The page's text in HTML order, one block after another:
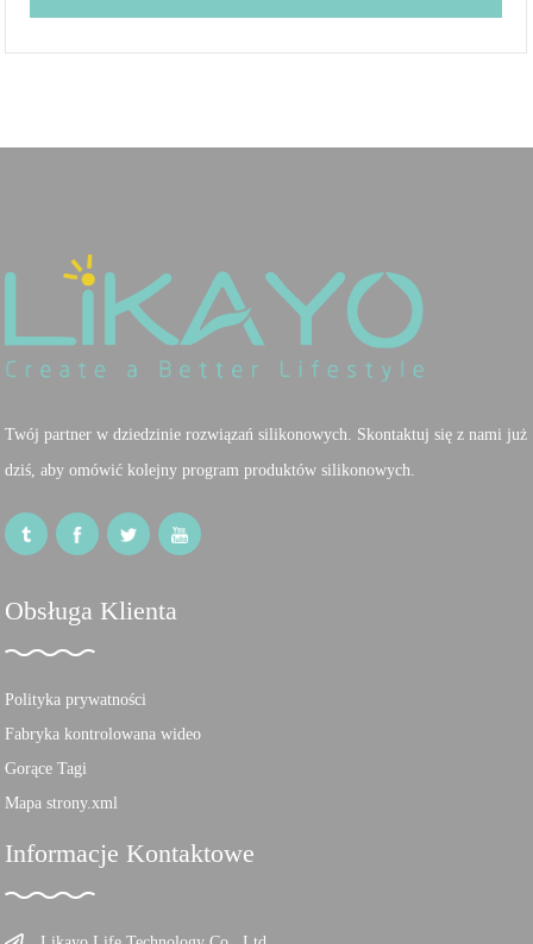
Twój partner w dziedzinie rozwiązań silikonowych. Skontaktuj się z nami już
dziś, aby omówić kolejny program produktów silikonowych.
Obsługa Klienta
Polityka prywatności
Fabryka kontrolowana wideo
Gorące Tagi
Mapa strony.xml
Informacje Kontaktowe